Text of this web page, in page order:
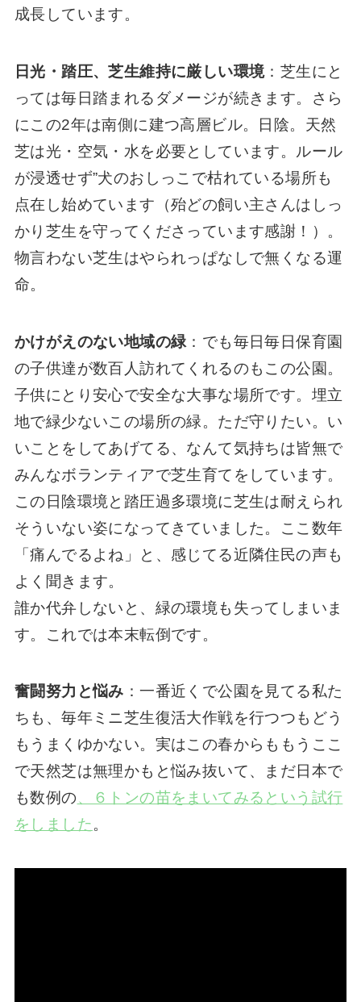
成長しています。
日光・踏圧、芝生維持に厳しい環境：芝生にと
っては毎日踏まれるダメージが続きます。さら
にこの2年は南側に建つ高層ビル。日陰。天然
芝は光・空気・水を必要としています。ルール
が浸透せず”犬のおしっこで枯れている場所も
点在し始めています（殆どの飼い主さんはしっ
かり芝生を守ってくださっています感謝！）。
物言わない芝生はやられっぱなしで無くなる運
命。
かけがえのない地域の緑 ：でも毎日毎日保育園
の子供達が数百人訪れてくれるのもこの公園。
子供にとり安心で安全な大事な場所です。埋立
地で緑少ないこの場所の緑。ただ守りたい。い
いことをしてあげてる、なんて気持ちは皆無で
みんなボランティアで芝生育てをしています。
この日陰環境と踏圧過多環境に芝生は耐えられ
そういない姿になってきていました。ここ数年
「痛んでるよね」と、感じてる近隣住民の声も
よく聞きます。
誰か代弁しないと、緑の環境も失ってしまいま
す。これでは本末転倒です。
奮闘努力と悩み ：一番近くで公園を見てる私た
ちも、毎年ミニ芝生復活大作戦を行つつもどう
もうまくゆかない。実はこの春からももうここ
で天然芝は無理かもと悩み抜いて、まだ日本で
も数例の、６トンの苗をまいてみるという試行
をしました。